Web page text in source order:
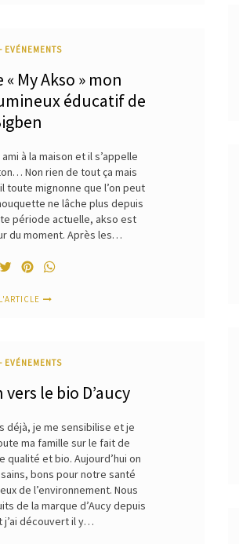
EVÉNEMENTS
My Akso » mon
éducatif de
à la maison et il s’appelle
Non rien de tout ça mais
toute mignonne que l’on peut
ne lâche plus depuis
période actuelle, akso est
du moment. Après les…
FacebookTwitterPinterest
EVÉNEMENTS
le bio D’aucy
déjà, je me sensibilise et je
ma famille sur le fait de
et bio. Aujourd’hui on
bons pour notre santé
de l’environnement. Nous
de la marque d’Aucy depuis
j’ai découvert il y…